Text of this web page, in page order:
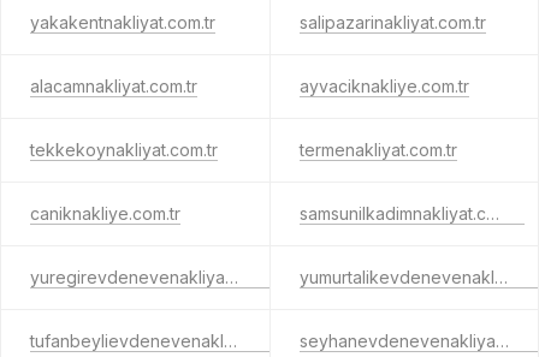
yakakentnakliyat.com.tr salipazarinakliyat.com.tr
alacamnakliyat.com.tr ayvaciknakliye.com.tr
tekkekoynakliyat.com.tr termenakliyat.com.tr
caniknakliye.com.tr samsunilkadimnakliyat.com.tr
yuregirevdenevenakliyat.com.tr yumurtalikevdenevenakliyat.com.tr
tufanbeylievdenevenakliyat.com.tr seyhanevdenevenakliyat.com.tr